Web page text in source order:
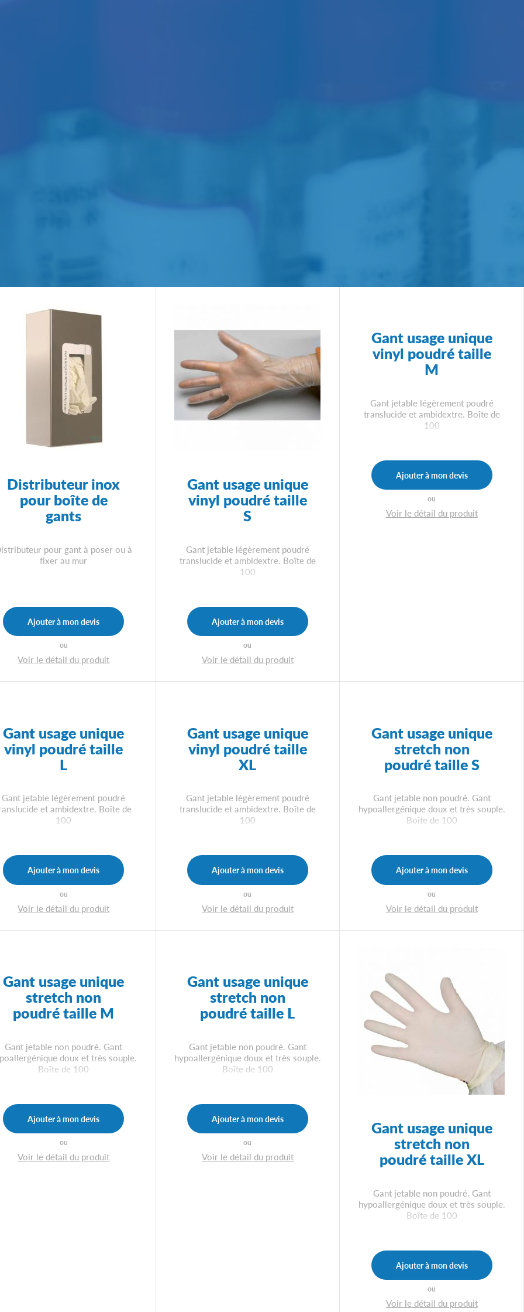
Distributeur inox
pour boîte de
gants
pour gant à poser ou à
fixer au mur
Ajouter à mon devis
ou
Voir le détail du produit
Gant usage unique
vinyl poudré taille
S
Gant jetable légèrement poudré
translucide et ambidextre. Boîte de
100
Ajouter à mon devis
ou
Voir le détail du produit
Gant usage unique
vinyl poudré taille
M
Gant jetable légèrement poudré
translucide et ambidextre. Boîte de
100
Ajouter à mon devis
ou
Voir le détail du produit
Gant usage unique
vinyl poudré taille
L
Gant jetable légèrement poudré
et ambidextre. Boîte de
100
Ajouter à mon devis
ou
Voir le détail du produit
Gant usage unique
vinyl poudré taille
XL
Gant jetable légèrement poudré
translucide et ambidextre. Boîte de
100
Ajouter à mon devis
ou
Voir le détail du produit
Gant usage unique
stretch non
poudré taille S
Gant jetable non poudré. Gant
hypoallergénique doux et très souple.
Boîte de 100
Ajouter à mon devis
ou
Voir le détail du produit
Gant usage unique
stretch non
poudré taille M
Gant jetable non poudré. Gant
doux et très souple.
Boîte de 100
Ajouter à mon devis
ou
Voir le détail du produit
Gant usage unique
stretch non
poudré taille L
Gant jetable non poudré. Gant
hypoallergénique doux et très souple.
Boîte de 100
Ajouter à mon devis
ou
Voir le détail du produit
Gant usage unique
stretch non
poudré taille XL
Gant jetable non poudré. Gant
hypoallergénique doux et très souple.
Boîte de 100
Ajouter à mon devis
ou
Voir le détail du produit